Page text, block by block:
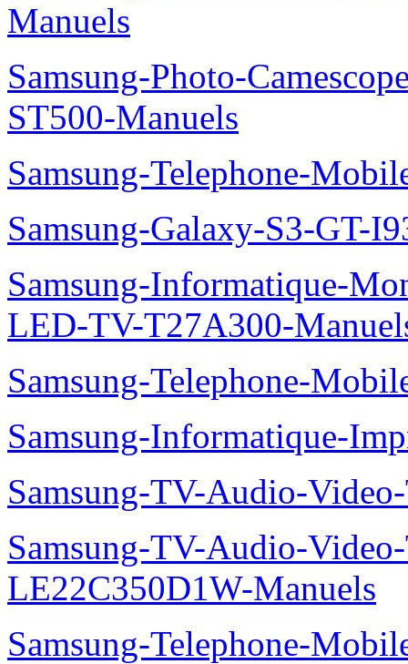
Manuels
Samsung-Photo-
ST500-Manuels
Samsung-Telephone-
Samsung-Galaxy-S3-GT-
Samsung-Informatique-
LED-TV-T27A300-
Samsung-Telephone-
Samsung-Informatique-
Samsung-TV-Audio-
Samsung-TV-Audio-
LE22C350D1W-Manuels
Samsung-Telephone-